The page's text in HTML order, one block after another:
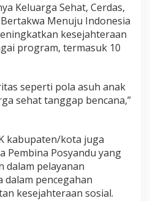
Keluarga Sehat, Cerdas,
Menuju Indonesia
kesejahteraan
program, termasuk 10
seperti pola asuh anak
sehat tanggap bencana,”
kabupaten/kota juga
Pembina Posyandu yang
dalam pelayanan
dalam pencegahan
kesejahteraan sosial.